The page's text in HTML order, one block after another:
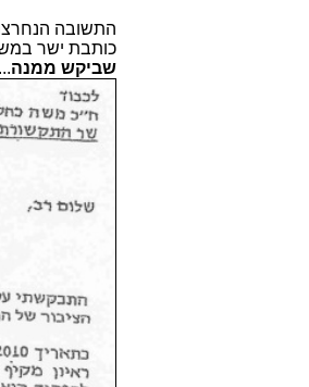
התשובה
כותבת ישר
שביקש ממנה